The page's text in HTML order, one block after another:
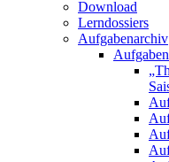
Download
Lerndossiers
Aufgabenarchiv